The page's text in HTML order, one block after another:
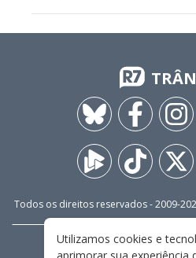
Todos os direitos reservados - 2009-
FALE
Utilizamos cookies e